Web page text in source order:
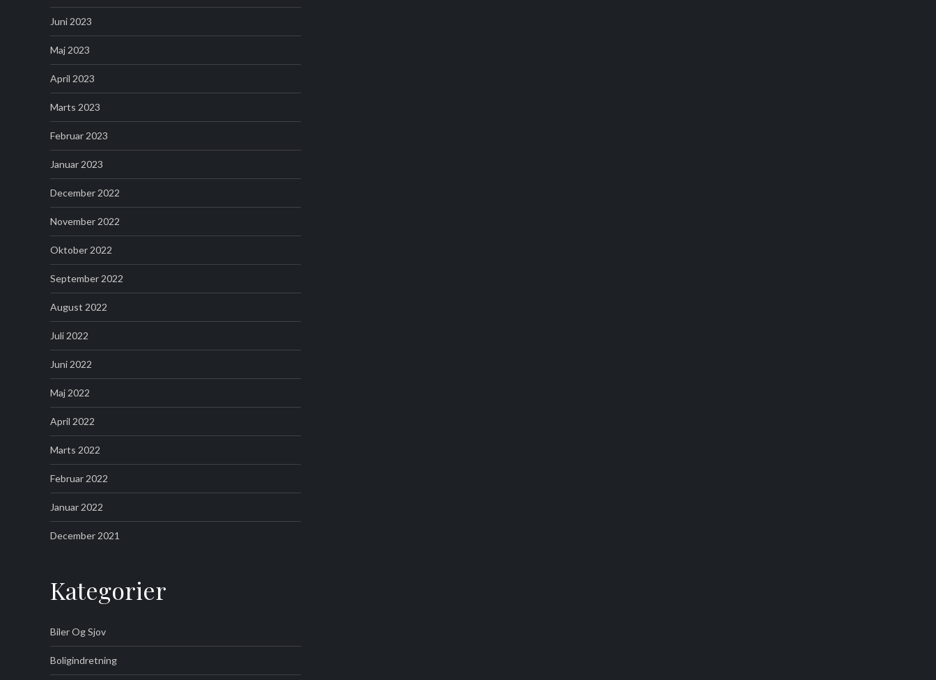
Juni 2023
Maj 2023
April 2023
Marts 2023
Februar 2023
Januar 2023
December 2022
November 2022
Oktober 2022
September 2022
August 2022
Juli 2022
Juni 2022
Maj 2022
April 2022
Marts 2022
Februar 2022
Januar 2022
December 2021
Kategorier
Biler Og Sjov
Boligindretning